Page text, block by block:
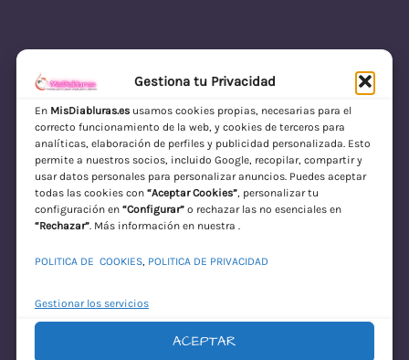
Gestiona tu Privacidad
En MisDiabluras.esusamos cookies propias, necesarias para el
correcto funcionamiento de la web, y cookies de terceros para
analíticas, elaboración de perfiles y publicidad personalizada. Esto
permite a nuestros socios, incluido Google, recopilar, compartir y
usar datos personales para personalizar anuncios. Puedes aceptar
todas las cookies con “Aceptar Cookies”, personalizar tu
configuración en “Configurar”o rechazar las no esenciales en
“Rechazar”. Más información en nuestra .
POLITICA DE COOKIES, POLITICA DE PRIVACIDAD
Gestionar los servicios
ACEPTAR
MisDiabluras | Sexshop Online con Envío
Discreto en España
Acceder